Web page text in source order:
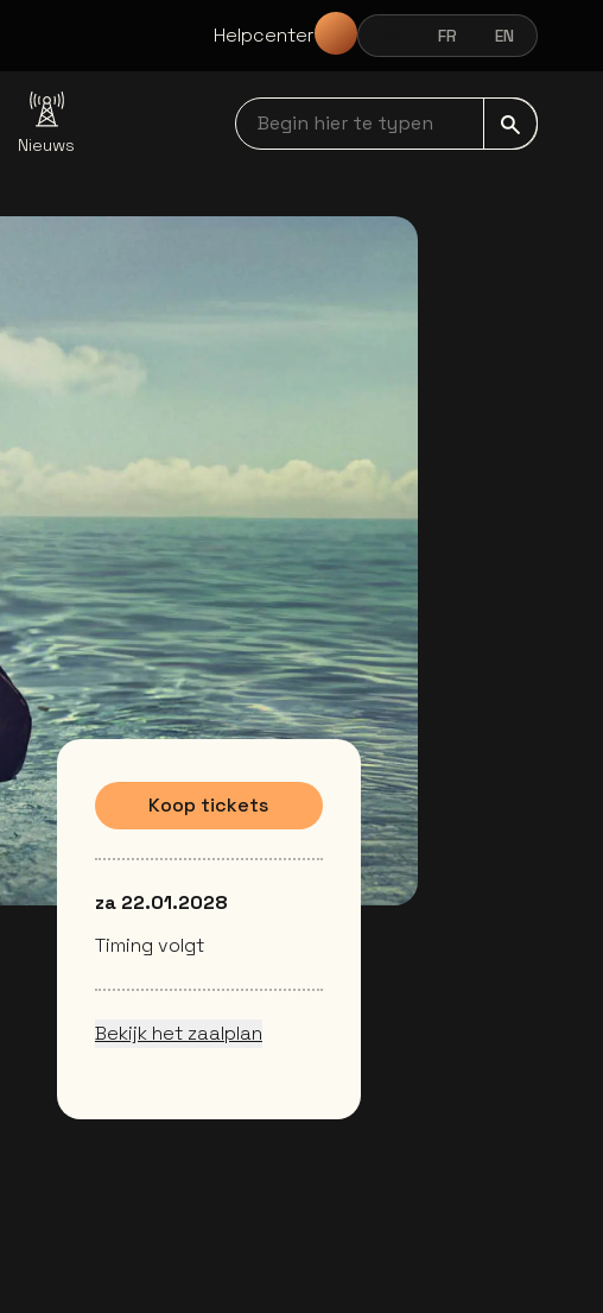
Helpcenter NEDERLANDSFRANÇAIS
FR ENGLISH
EN
Nieuws
Begin hier te typen navbar
Koop tickets
za 22.01.2028
Timing volgt
Bekijk het zaalplan